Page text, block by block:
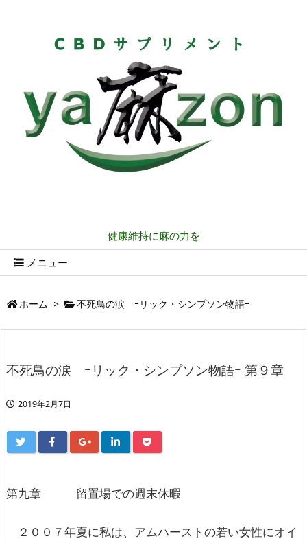
健康維持に麻の力を
メニュー
ホーム > 不死鳥の涙 ｰリック・シンプソン物語ｰ
不死鳥の涙 ｰリック・シンプソン物語ｰ 第９章
2019年2月7日
第九章 留置場での週末休暇
２００７年夏に私は、アムハーストの若い女性にオイ